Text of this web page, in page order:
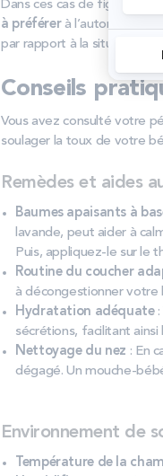
Dans ces cas de figure,
à préférerà
par rapport à la situation ou
Conseils
Vous avez consulté votre
soulager la toux de votre
Remèdes et aides
Baumes apaisants à
lavande, peut aider à
Puis, appliquez-le sur le
Routine du coucher
à décongestionner votre
Hydratation adéquate
sécrétions, facilitant
Nettoyage du nez : En
dégagé. Un mouche-
Environnement de
Température de la